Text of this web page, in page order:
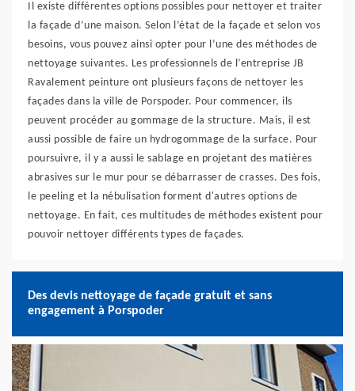
Il existe différentes options possibles pour nettoyer et traiter
la façade d’une maison. Selon l’état de la façade et selon vos
besoins, vous pouvez ainsi opter pour l’une des méthodes de
nettoyage suivantes. Les professionnels de l’entreprise JB
Ravalement peinture ont plusieurs façons de nettoyer les
façades dans la ville de Porspoder. Pour commencer, ils
peuvent procéder au gommage de la structure. Mais, il est
aussi possible de faire un hydrogommage de la surface. Pour
poursuivre, il y a aussi le sablage en projetant des matières
abrasives sur le mur pour se débarrasser de crasses. Des fois,
le peeling et la nébulisation forment d'autres options de
nettoyage. En fait, ces multitudes de méthodes existent pour
pouvoir nettoyer différents types de façades.
Des devis nettoyage de façade gratuit et sans
engagement à Porspoder